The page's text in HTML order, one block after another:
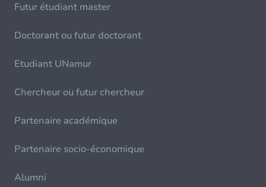
Futur étudiant master
Doctorant ou futur doctorant
Etudiant UNamur
Chercheur ou futur chercheur
Partenaire académique
Partenaire socio-économique
Alumni